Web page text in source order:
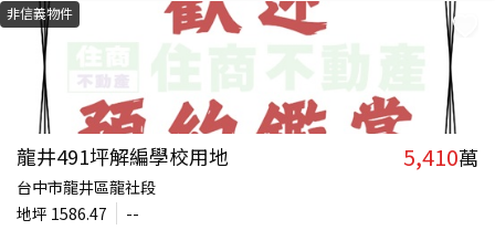
非信義物件
龍井491坪解編學校用地 5,410萬
台中市龍井區龍社段
地坪 1586.47
--